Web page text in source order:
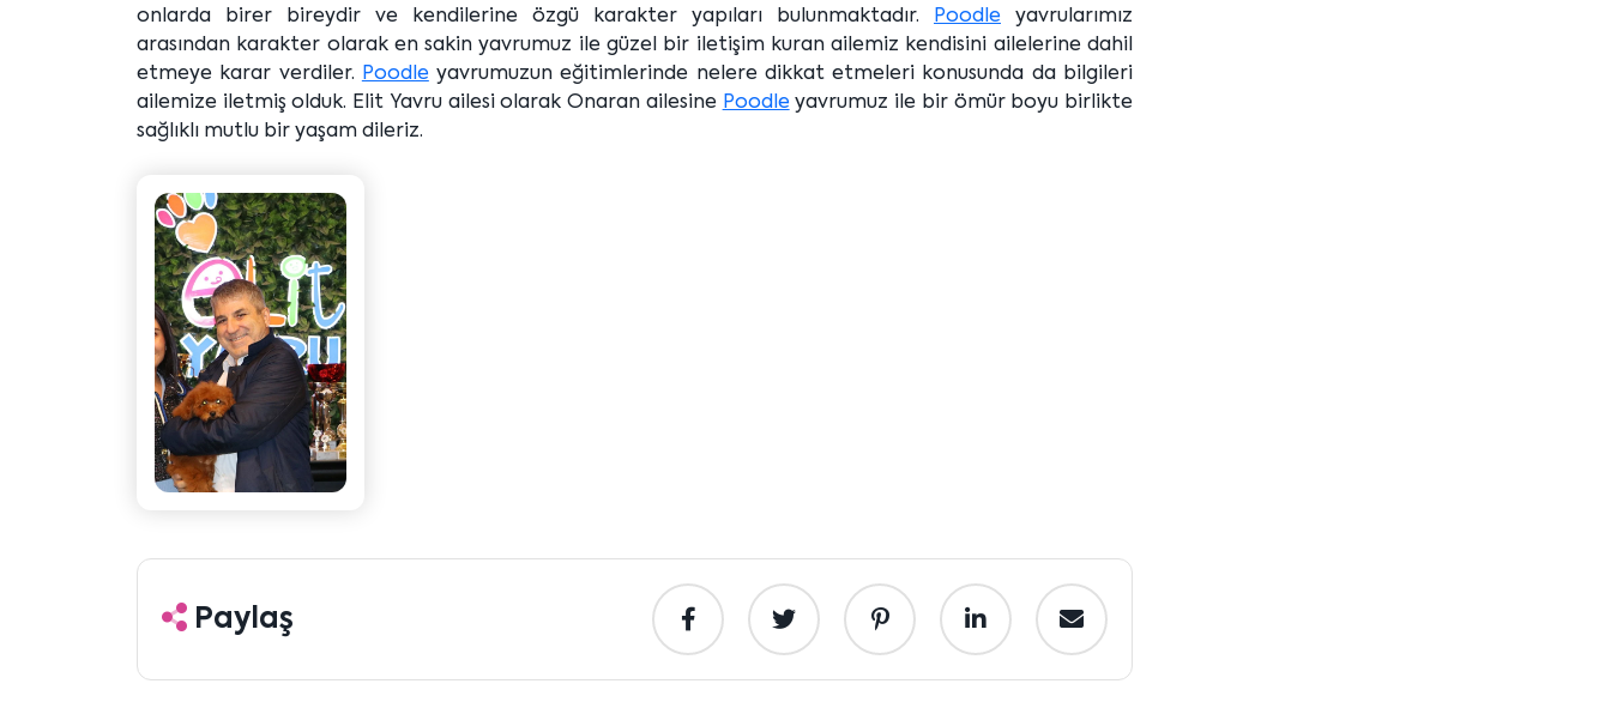
onlarda birer bireydir ve kendilerine özgü karakter yapıları bulunmaktadır. Poodle yavrularımız
arasından karakter olarak en sakin yavrumuz ile güzel bir iletişim kuran ailemiz kendisini ailelerine dahil
etmeye karar verdiler. Poodleyavrumuzun eğitimlerinde nelere dikkat etmeleri konusunda da bilgileri
ailemize iletmiş olduk. Elit Yavru ailesi olarak Onaran ailesine Poodleyavrumuz ile bir ömür boyu birlikte
sağlıklı mutlu bir yaşam dileriz.
Paylaş